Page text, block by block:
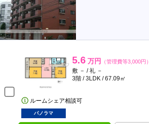
5.6 万円 （管理費等3,000円）
敷 － / 礼 －
3階 / 3LDK / 67.09㎡
ルームシェア相談可
パノラマ